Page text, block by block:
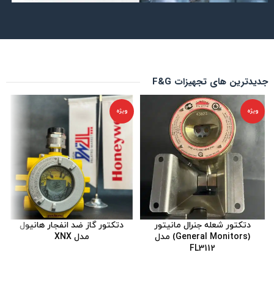
جدیدترین های تجهیزات F&G
ویژه
دتکتور شعله جنرال مانیتور
(General Monitors) مدل
FL3112
ویژه
دتکتور گاز ضد انفجار هانیول
مدل XNX